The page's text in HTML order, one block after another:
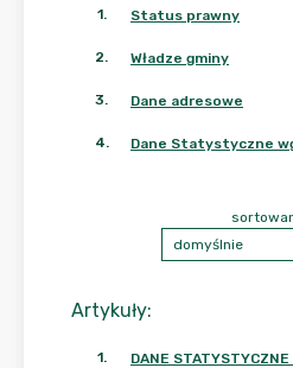
1. Status prawny
2. Władze gminy
3. Dane adresowe
4. Dane Statystyczne
Artykuły:
1.
DANE